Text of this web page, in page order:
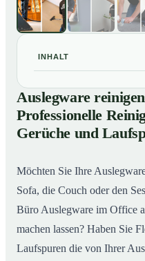
INHALT
01 Auslegware reinigen in
Reinigung gegen
02 So wird Auslegware in
Auslegware
Professionelle
Gerüche und
Möchten Sie Ihre
Sofa, die Couch oder den
Büro Auslegware im Office
machen lassen? Haben Sie
Laufspuren die von Ihrer